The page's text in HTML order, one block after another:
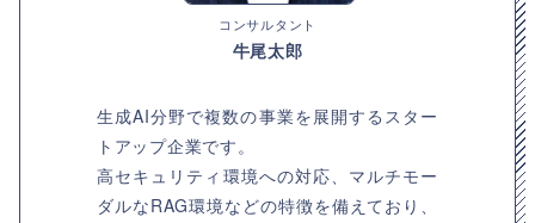
コンサルタント
牛尾太郎
生成AI分野で複数の事業を展開するスター
トアップ企業です。
高セキュリティ環境への対応、マルチモー
ダルなRAG環境などの特徴を備えており、